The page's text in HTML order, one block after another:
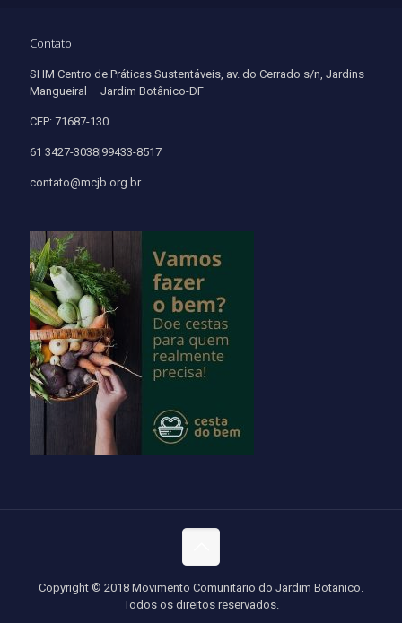
Contato
SHM Centro de Práticas Sustentáveis, av. do Cerrado s/n, Jardins
Mangueiral – Jardim Botânico-DF
CEP: 71687-130
61 3427-3038|99433-8517
contato@mcjb.org.br
Copyright © 2018 Movimento Comunitario do Jardim Botanico.
Todos os direitos reservados.